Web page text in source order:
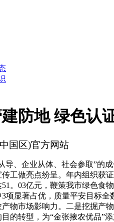
防地 绿色认
国区)官方网站
、企业从体、社会参取”的成
工做亮点纷呈。年内组织获
51。03亿元，鞭策我市绿色食
项显著占优，质量平安目标
物市场影响力。二是挖掘产
的转型，为“金张掖农优品”